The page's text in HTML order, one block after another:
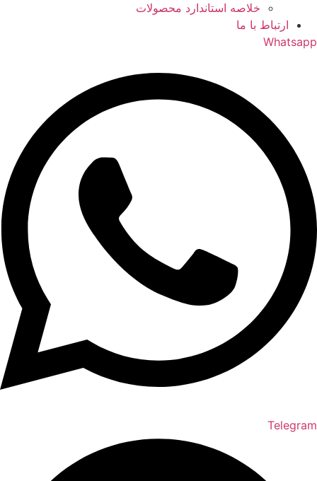
خلاصه استاندارد محصولات
ارتباط با ما
Whatsapp
Telegram